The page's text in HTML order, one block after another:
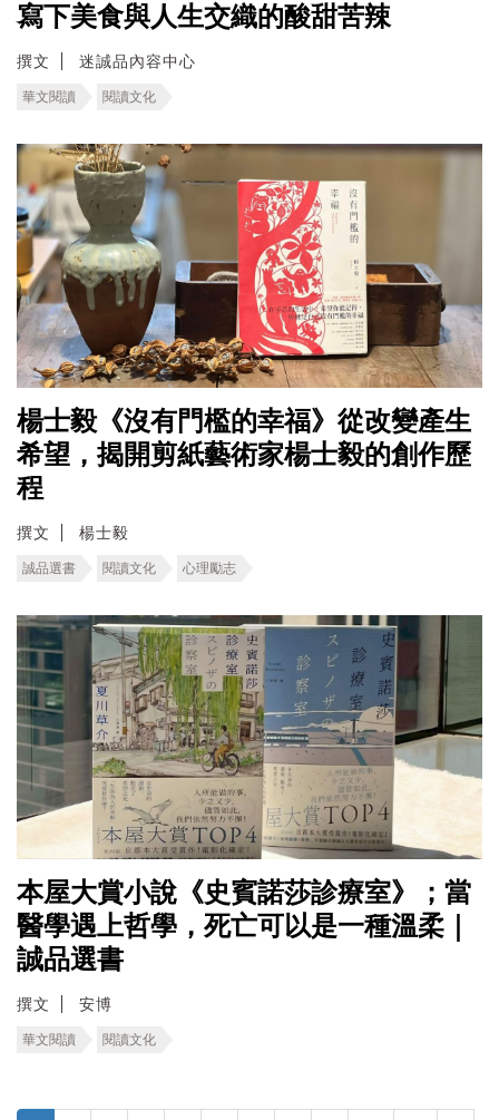
寫下美食與人生交織的酸甜苦辣
撰文 迷誠品內容中心
華文閱讀 閱讀文化
楊士毅《沒有門檻的幸福》從改變產生
希望，揭開剪紙藝術家楊士毅的創作歷
程
撰文 楊士毅
誠品選書 閱讀文化 心理勵志
本屋大賞小說《史賓諾莎診療室》；當
醫學遇上哲學，死亡可以是一種溫柔｜
誠品選書
撰文 安博
華文閱讀 閱讀文化